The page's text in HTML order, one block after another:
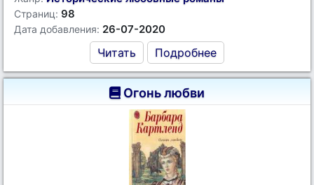
Страниц: 98
Дата добавления: 26-07-2020
Читать Подробнее
Огонь любви